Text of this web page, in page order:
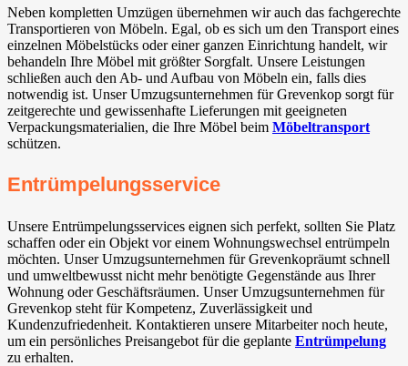
Neben kompletten Umzügen übernehmen wir auch das fachgerechte
Transportieren von Möbeln. Egal, ob es sich um den Transport eines
einzelnen Möbelstücks oder einer ganzen Einrichtung handelt, wir
behandeln Ihre Möbel mit größter Sorgfalt. Unsere Leistungen
schließen auch den Ab- und Aufbau von Möbeln ein, falls dies
notwendig ist. Unser Umzugsunternehmen für Grevenkop sorgt für
zeitgerechte und gewissenhafte Lieferungen mit geeigneten
Verpackungsmaterialien, die Ihre Möbel beim Möbeltransport
schützen.
Entrümpelungsservice
Unsere Entrümpelungsservices eignen sich perfekt, sollten Sie Platz
schaffen oder ein Objekt vor einem Wohnungswechsel entrümpeln
möchten. Unser Umzugsunternehmen für Grevenkopräumt schnell
und umweltbewusst nicht mehr benötigte Gegenstände aus Ihrer
Wohnung oder Geschäftsräumen. Unser Umzugsunternehmen für
Grevenkop steht für Kompetenz, Zuverlässigkeit und
Kundenzufriedenheit. Kontaktieren unsere Mitarbeiter noch heute,
um ein persönliches Preisangebot für die geplante Entrümpelung
zu erhalten.